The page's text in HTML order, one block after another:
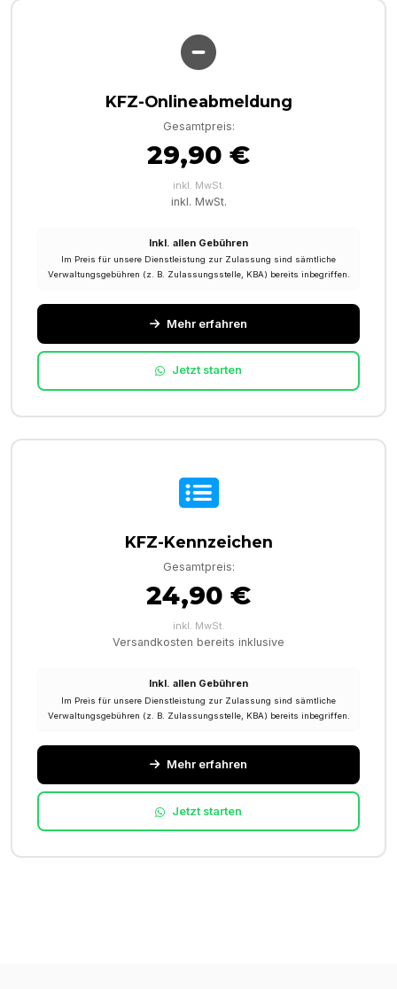
KFZ-Onlineabmeldung
Gesamtpreis:
29,90 €
inkl. MwSt.
inkl. MwSt.
Inkl. allen Gebühren
Im Preis für unsere Dienstleistung zur Zulassung sind sämtliche
Verwaltungsgebühren (z. B. Zulassungsstelle, KBA) bereits inbegriffen.
Mehr erfahren
Jetzt starten
KFZ-Kennzeichen
Gesamtpreis:
24,90 €
inkl. MwSt.
Versandkosten bereits inklusive
Inkl. allen Gebühren
Im Preis für unsere Dienstleistung zur Zulassung sind sämtliche
Verwaltungsgebühren (z. B. Zulassungsstelle, KBA) bereits inbegriffen.
Mehr erfahren
Jetzt starten